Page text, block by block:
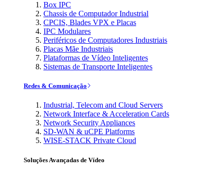
Box IPC
Chassis de Computador Industrial
CPCIS, Blades VPX e Placas
IPC Modulares
Periféricos de Computadores Industriais
Placas Mãe Industriais
Plataformas de Vídeo Inteligentes
Sistemas de Transporte Inteligentes
Redes & Comunicação
Industrial, Telecom and Cloud Servers
Network Interface & Acceleration Cards
Network Security Appliances
SD-WAN & uCPE Platforms
WISE-STACK Private Cloud
Soluções Avançadas de Vídeo